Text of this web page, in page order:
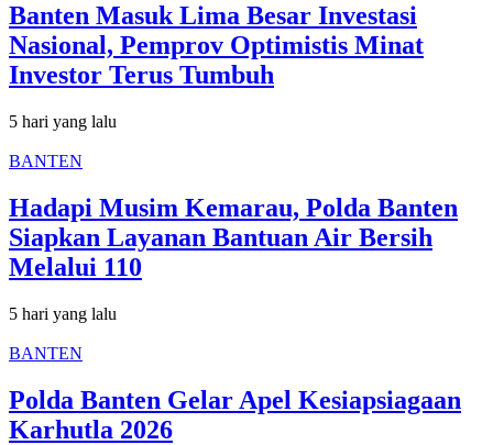
Banten Masuk Lima Besar Investasi
Nasional, Pemprov Optimistis Minat
Investor Terus Tumbuh
5 hari yang lalu
BANTEN
Hadapi Musim Kemarau, Polda Banten
Siapkan Layanan Bantuan Air Bersih
Melalui 110
5 hari yang lalu
BANTEN
Polda Banten Gelar Apel Kesiapsiagaan
Karhutla 2026